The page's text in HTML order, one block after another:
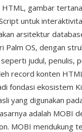
gambar
untuk
arsitektur
Palm OS, dengan
judul, penulis,
record konten
fondasi ekosistem
yang digunakan
adalah MOBI
MOBI mendukung